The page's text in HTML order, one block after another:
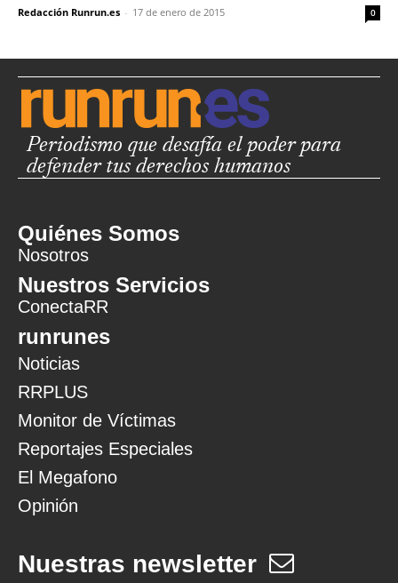
Redacción Runrun.es - 17 de enero de 2015 0
Periodismo que desafía el poder para
defender tus derechos humanos
Quiénes Somos
Nosotros
Nuestros Servicios
ConectaRR
runrunes
Noticias
RRPLUS
Monitor de Víctimas
Reportajes Especiales
El Megafono
Opinión
Nuestras newsletter